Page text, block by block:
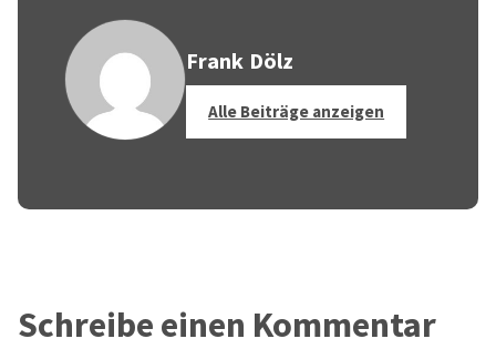
Frank Dölz
Alle Beiträge anzeigen
Schreibe einen Kommentar